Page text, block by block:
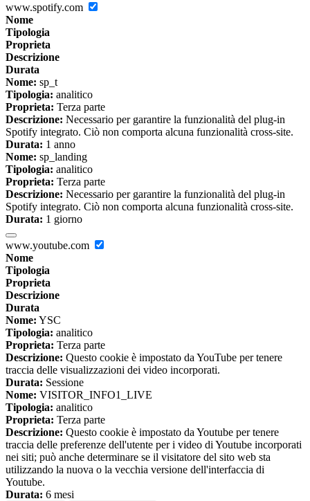
www.spotify.com
Nome
Tipologia
Proprieta
Descrizione
Durata
Nome: sp_t
Tipologia: analitico
Proprieta: Terza parte
Descrizione: Necessario per garantire la funzionalità del plug-in
Spotify integrato. Ciò non comporta alcuna funzionalità cross-site.
Durata: 1 anno
Nome: sp_landing
Tipologia: analitico
Proprieta: Terza parte
Descrizione: Necessario per garantire la funzionalità del plug-in
Spotify integrato. Ciò non comporta alcuna funzionalità cross-site.
Durata: 1 giorno
www.youtube.com
Nome
Tipologia
Proprieta
Descrizione
Durata
Nome: YSC
Tipologia: analitico
Proprieta: Terza parte
Descrizione: Questo cookie è impostato da YouTube per tenere
traccia delle visualizzazioni dei video incorporati.
Durata: Sessione
Nome: VISITOR_INFO1_LIVE
Tipologia: analitico
Proprieta: Terza parte
Descrizione: Questo cookie è impostato da Youtube per tenere
traccia delle preferenze dell'utente per i video di Youtube incorporati
nei siti; può anche determinare se il visitatore del sito web sta
utilizzando la nuova o la vecchia versione dell'interfaccia di
Youtube.
Durata: 6 mesi